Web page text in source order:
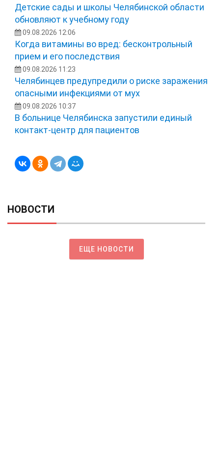
Детские сады и школы Челябинской области
обновляют к учебному году
09.08.2026 12:06
Когда витамины во вред: бесконтрольный
прием и его последствия
09.08.2026 11:23
Челябинцев предупредили о риске заражения
опасными инфекциями от мух
09.08.2026 10:37
В больнице Челябинска запустили единый
контакт-центр для пациентов
НОВОСТИ
ЕЩЕ НОВОСТИ